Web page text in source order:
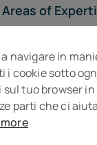
Areas of
The Team
navigare in
cookie sotto
tuo browser
parti che ci